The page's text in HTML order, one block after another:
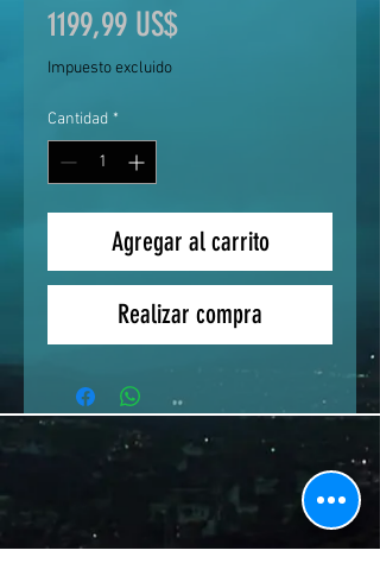
1199,99 US$Precio
Impuesto excluido
Cantidad *
Agregar al carrito
Realizar compra